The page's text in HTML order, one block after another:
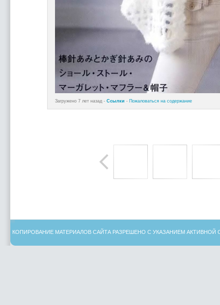
Загружено 7 лет назад - Ссылки - Пожаловаться на содержание
КОПИРОВАНИЕ МАТЕРИАЛОВ САЙТА РАЗРЕШЕНО С УКАЗАНИЕМ АКТИВНОЙ